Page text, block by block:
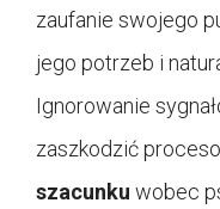
zaufanie swojego
jego potrzeb i
Ignorowanie
zaszkodzić
szacunku wobec